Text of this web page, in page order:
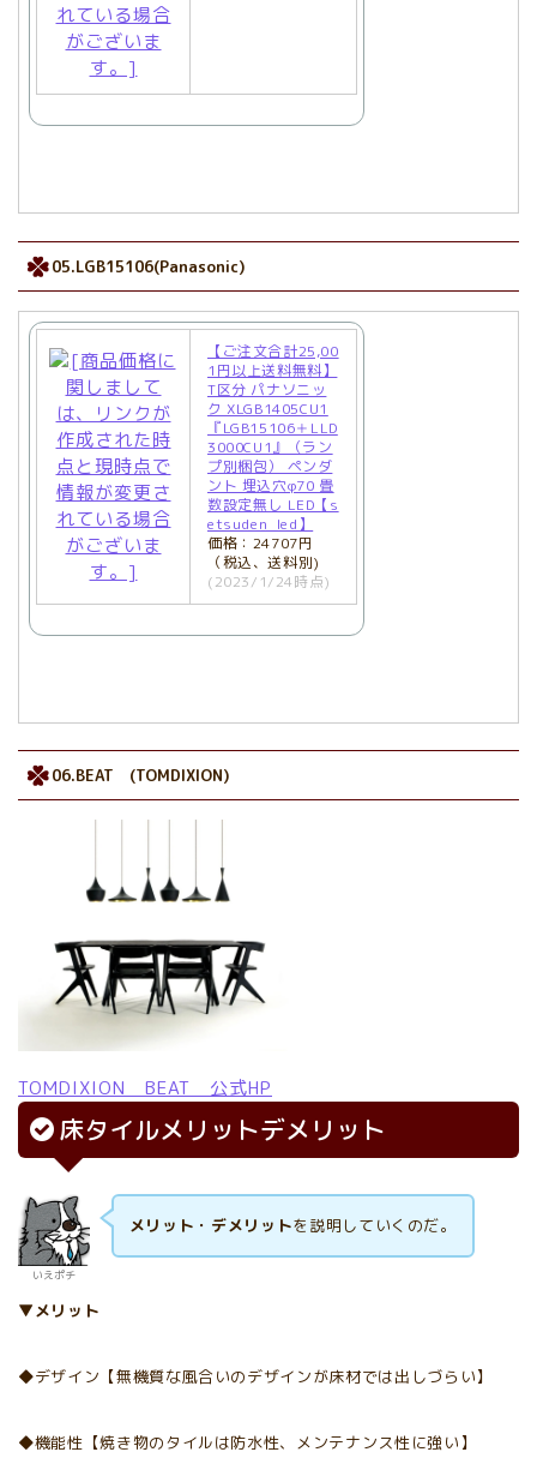
05.LGB15106(Panasonic)
【ご注文合計25,00
1円以上送料無料】
T区分 パナソニッ
ク XLGB1405CU1
『LGB15106＋LLD
3000CU1』（ラン
プ別梱包） ペンダ
ント 埋込穴φ70 畳
数設定無し LED【s
etsuden_led】
価格：24707円
（税込、送料別)
(2023/1/24時点)
06.BEAT (TOMDIXION)
TOMDIXION BEAT 公式HP
床タイルメリットデメリット
いえポチ
メリット・デメリットを説明していくのだ。
▼メリット
◆デザイン【無機質な風合いのデザインが床材では出しづらい】
◆機能性【焼き物のタイルは防水性、メンテナンス性に強い】